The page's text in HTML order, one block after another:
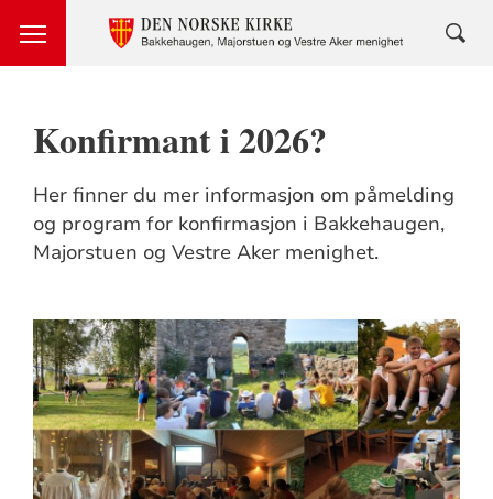
Konfirmant i 2026?
Her finner du mer informasjon om påmelding
og program for konfirmasjon i Bakkehaugen,
Majorstuen og Vestre Aker menighet.